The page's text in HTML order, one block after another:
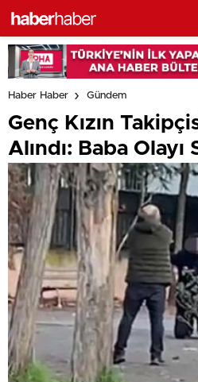
Haber Haber Gündem
Genç Kızın
Alındı: Baba